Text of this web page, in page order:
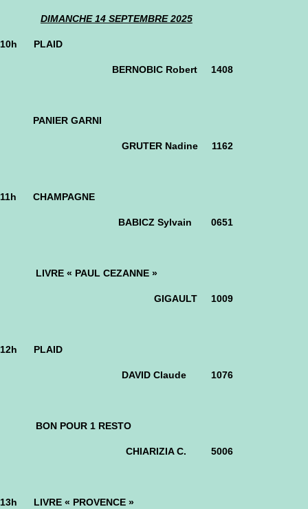
DIMANCHE 14 SEPTEMBRE 2025
10h PLAID
BERNOBIC Robert 1408
PANIER GARNI
GRUTER Nadine 1162
11h CHAMPAGNE
BABICZ Sylvain 0651
LIVRE « PAUL CEZANNE »
GIGAULT 1009
12h PLAID
DAVID Claude 1076
BON POUR 1 RESTO
CHIARIZIA C. 5006
13h LIVRE « PROVENCE »